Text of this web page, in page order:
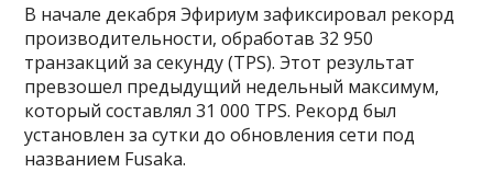
В начале декабря Эфириум зафиксировал рекорд
производительности, обработав 32 950
транзакций за секунду (TPS). Этот результат
превзошел предыдущий недельный максимум,
который составлял 31 000 TPS. Рекорд был
установлен за сутки до обновления сети под
названием Fusaka.